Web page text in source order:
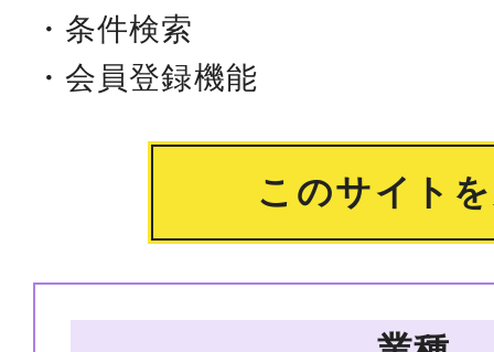
・条件検索
・会員登録機能
このサイト